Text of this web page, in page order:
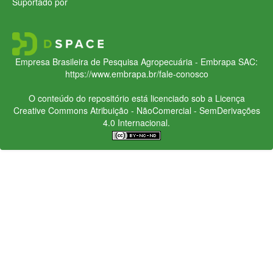
Empresa Brasileira de Pesquisa Agropecuária - Embrapa SAC:
https://www.embrapa.br/fale-conosco
O conteúdo do repositório está licenciado sob a Licença
Creative CommonsAtribuição - NãoComercial - SemDerivações
4.0 Internacional.